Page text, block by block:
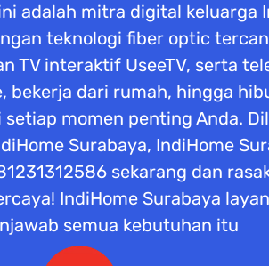
adalah mitra digital keluarga
teknologi fiber optic
TV interaktif UseeTV, serta
dari rumah, hingga
momen penting Anda.
Surabaya, IndiHome
sekarang dan
IndiHome Surabaya
semua kebutuhan itu